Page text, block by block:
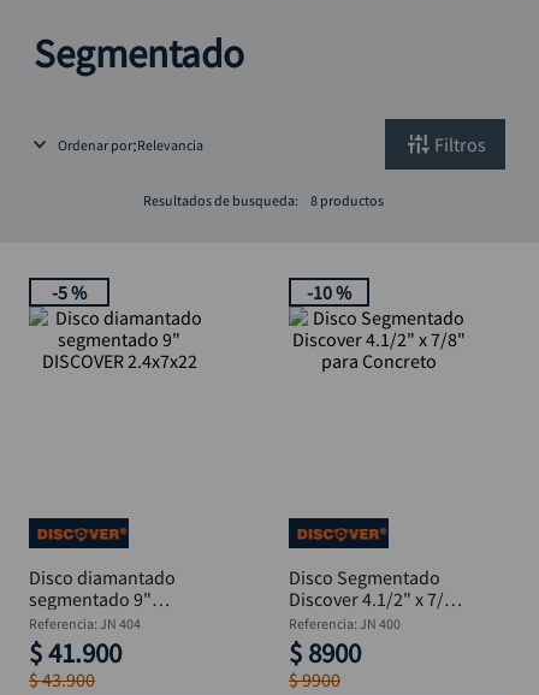
Segmentado
Ordenar por Relevancia Filtros
Resultados de busqueda: 8 productos
-5 %
Disco diamantado
segmentado 9"
DISCOVER 2.4x7x22
Referencia: JN 404
$41.900
$43.900
-10 %
Disco Segmentado
Discover 4.1/2" x 7/8"
para Concreto
Referencia: JN 400
$ 8900
$9900